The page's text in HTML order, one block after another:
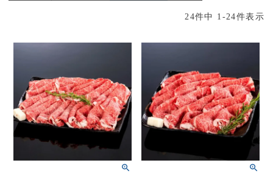
24件中 1 -24件表示